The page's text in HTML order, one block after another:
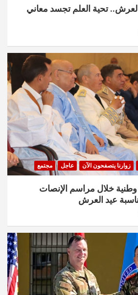
تحية العلم تجسد معاني
زوارنا يتصفحون الآن عاجل مجتمع
وطنية خلال مراسم الإنصات
عيد العرش